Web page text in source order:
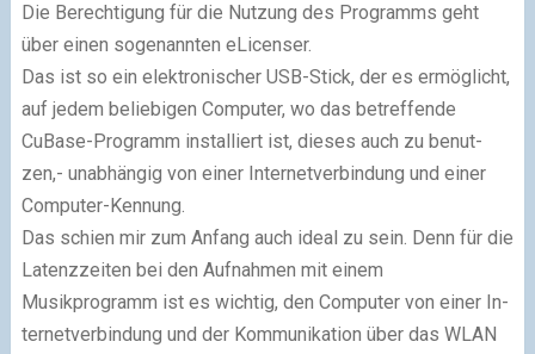
Die Berechtigung für die Nutzung des Programms geht
über einen sogenannten eLicenser.
Das ist so ein elektronischer USB-Stick, der es ermöglicht,
auf jedem beliebigen Computer, wo das betreffende
CuBase-Programm installiert ist, dieses auch zu be­nut­
zen,- unabhängig von einer Internetverbindung und einer
Computer-Kennung.
Das schien mir zum Anfang auch ideal zu sein. Denn für die
Latenzzeiten bei den Aufnahmen mit einem
Musikprogramm ist es wichtig, den Computer von einer In­
ter­net­ver­bin­dung und der Kommunikation über das WLAN